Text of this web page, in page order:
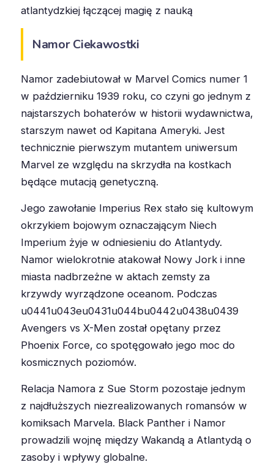
atlantydzkiej łączącej magię z nauką
Namor Ciekawostki
Namor zadebiutował w Marvel Comics numer 1
w październiku 1939 roku, co czyni go jednym z
najstarszych bohaterów w historii wydawnictwa,
starszym nawet od Kapitana Ameryki. Jest
technicznie pierwszym mutantem uniwersum
Marvel ze względu na skrzydła na kostkach
będące mutacją genetyczną.
Jego zawołanie Imperius Rex stało się kultowym
okrzykiem bojowym oznaczającym Niech
Imperium żyje w odniesieniu do Atlantydy.
Namor wielokrotnie atakował Nowy Jork i inne
miasta nadbrzeżne w aktach zemsty za
krzywdy wyrządzone oceanom. Podczas
u0441u043eu0431u044bu0442u0438u0439
Avengers vs X-Men został opętany przez
Phoenix Force, co spotęgowało jego moc do
kosmicznych poziomów.
Relacja Namora z Sue Storm pozostaje jednym
z najdłuższych niezrealizowanych romansów w
komiksach Marvela. Black Panther i Namor
prowadzili wojnę między Wakandą a Atlantydą o
zasoby i wpływy globalne.